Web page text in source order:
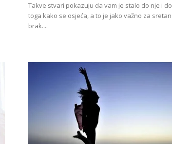
Takve stvari pokazuju da vam je stalo do nje i do
toga kako se osjeća, a to je jako važno za sretan
brak....